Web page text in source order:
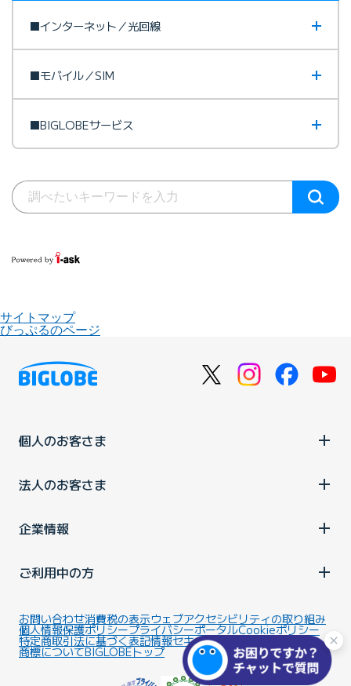
■インターネット／光回線
■モバイル／SIM
■BIGLOBEサービス
サイトマップ
びっぷるのページ
個人のお客さま
法人のお客さま
企業情報
ご利用中の方
お問い合わせ消費税の表示ウェブアクセシビリティの取り組み
個人情報保護ポリシープライバシーポータルCookieポリシー
特定商取引法に基づく表記情報セキュリティ基本方針
商標についてBIGLOBEトップ